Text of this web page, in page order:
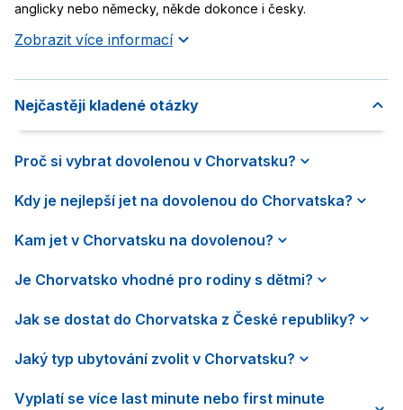
anglicky nebo německy, někde dokonce i česky.
Zobrazit více informací
Nejčastěji kladené otázky
Proč si vybrat dovolenou v Chorvatsku?
Kdy je nejlepší jet na dovolenou do Chorvatska?
Kam jet v Chorvatsku na dovolenou?
Je Chorvatsko vhodné pro rodiny s dětmi?
Jak se dostat do Chorvatska z České republiky?
Jaký typ ubytování zvolit v Chorvatsku?
Vyplatí se více last minute nebo first minute